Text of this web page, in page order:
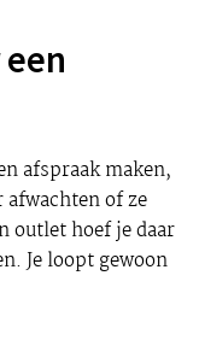
afspraak maken,
afwachten of ze
outlet hoef je daar
Je loopt gewoon